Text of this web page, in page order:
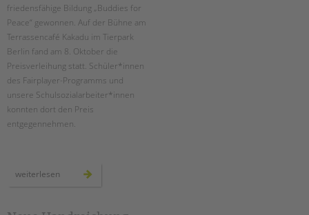
friedensfähige Bildung „Buddies for
Peace“ gewonnen. Auf der Bühne am
Terrassencafé Kakadu im Tierpark
Berlin fand am 8. Oktober die
Preisverleihung statt. Schüler*innen
des Fairplayer-Programms und
unsere Schulsozialarbeiter*innen
konnten dort den Preis
entgegennehmen.
weiterlesen preisverleihung